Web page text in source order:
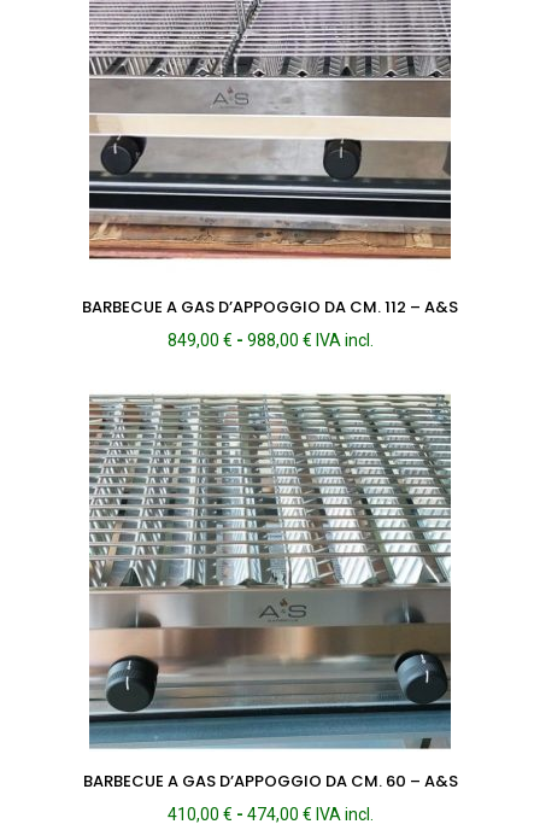
BARBECUE A GAS D’APPOGGIO DA CM. 112 – A&S
849,00 € - 988,00 €Fascia
da
849,00 €
a
988,00 €
IVA incl.
BARBECUE A GAS D’APPOGGIO DA CM. 60 – A&S
410,00 € - 474,00 €Fascia
IVA incl.